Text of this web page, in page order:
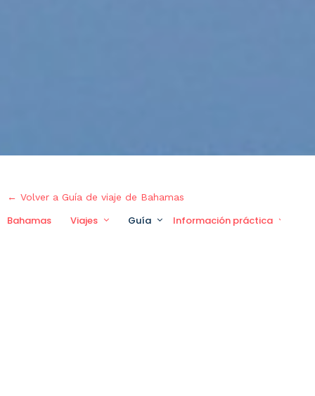
← Volver a Guía de viaje de Bahamas
Bahamas Viajes Guía Información práctica